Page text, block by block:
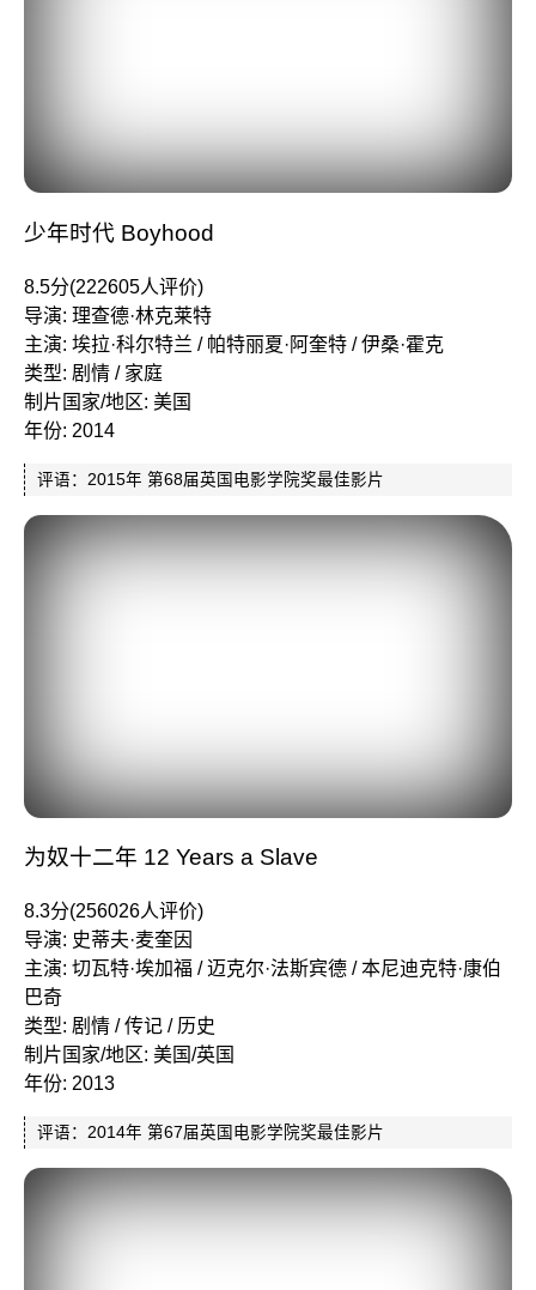
少年时代 Boyhood
8.5分(222605人评价)
导演: 理查德·林克莱特
主演: 埃拉·科尔特兰 / 帕特丽夏·阿奎特 / 伊桑·霍克
类型: 剧情 / 家庭
制片国家/地区: 美国
年份: 2014
评语：2015年 第68届英国电影学院奖最佳影片
为奴十二年 12 Years a Slave
8.3分(256026人评价)
导演: 史蒂夫·麦奎因
主演: 切瓦特·埃加福 / 迈克尔·法斯宾德 / 本尼迪克特·康伯
巴奇
类型: 剧情 / 传记 / 历史
制片国家/地区: 美国/英国
年份: 2013
评语：2014年 第67届英国电影学院奖最佳影片